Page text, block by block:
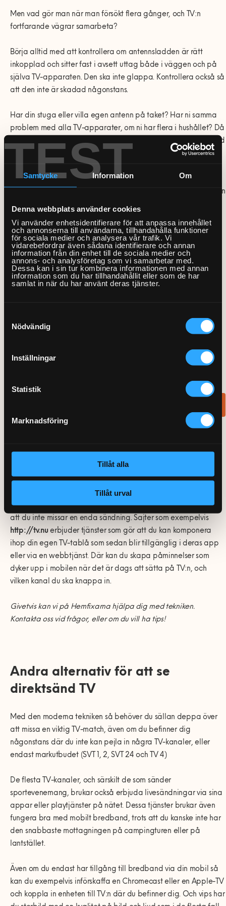
TEST
Samtycke Information Om
Denna webbplats använder cookies
Vi använder enhetsidentifierare för att anpassa innehållet
och annonserna till användarna, tillhandahålla funktioner
för sociala medier och analysera vår trafik. Vi
vidarebefordrar även sådana identifierare och annan
information från din enhet till de sociala medier och
annons- och analysföretag som vi samarbetar med.
Dessa kan i sin tur kombinera informationen med annan
information som du har tillhandahållit eller som de har
samlat in när du har använt deras tjänster.
Nödvändig
Inställningar
Statistik
Marknadsföring
Tillåt alla
Tillåt urval
Men vad gör man när man försökt flera gånger, och TV:n
fortfarande vägrar samarbeta?
Börja alltid med att kontrollera om antennsladden är rätt
inkopplad och sitter fast i avsett uttag både i väggen och på
själva TV-apparaten. Den ska inte glappa. Kontrollera också så
att den inte är skadad någonstans.
Har din stuga eller villa egen antenn på taket? Har ni samma
problem med alla TV-apparater, om ni har flera i hushållet? Då
kan ni behöva kontrollera antennen. Har den kanske skadats vid
dåligt väder, och behöver ställas in igen?
Har du inte använt din TV på ett tag, och märker att den inte
får in några kanaler när du sätter på den igen? Är den äldre än
cirka tio år? Då kan den kanske inte ta emot HD-signaler. Du
kan i så fall behöva införskaffa en digitalbox (som kopplas in
med HDMI- eller scartkabel) för att kunna fortsätta använda
den.
Omingentingverkar fungera bör du som en sista utväg
kontakta din TV-leverantör och höra dig för angående
styrelsen från din eventuella bostadsrättsförening som är
ansvarig för de här frågorna.
Glöm inte att Hemfixarna också alltid kan hjälpa dig med den
ddarsydd
När du fått ordning på kanalerna finns det även andra
hjälpmedel som kan maxa din TV-sportsupplevelse och se till
att du inte missar en enda sändning. Sajter som exempelvis
http://tv.nu erbjuder tjänster som gör att du kan komponera
ihop din egen TV-tablå som sedan blir tillgänglig i deras app
eller via en webbtjänst. Där kan du skapa påminnelser som
dyker upp i mobilen när det är dags att sätta på TV:n, och
vilken kanal du ska knappa in.
Givetvis kan vi på Hemfixarna hjälpa dig med tekniken.
Kontakta oss vid frågor, eller om du vill ha tips!
Andra alternativ för att se
direktsänd TV
Med den moderna tekniken så behöver du sällan deppa över
att missa en viktig TV-match, även om du befinner dig
någonstans där du inte kan pejla in några TV-kanaler, eller
endast markutbudet (SVT 1, 2, SVT 24 och TV 4)
De flesta TV-kanaler, och särskilt de som sänder
sportevenemang, brukar också erbjuda livesändningar via sina
appar eller playtjänster på nätet. Dessa tjänster brukar även
fungera bra med mobilt bredband, trots att du kanske inte har
den snabbaste mottagningen på campingturen eller på
lantstället.
Även om du endast har tillgång till bredband via din mobil så
kan du exempelvis införskaffa en Chromecast eller en Apple-TV
och koppla in enheten till TV:n där du befinner dig. Och vips har